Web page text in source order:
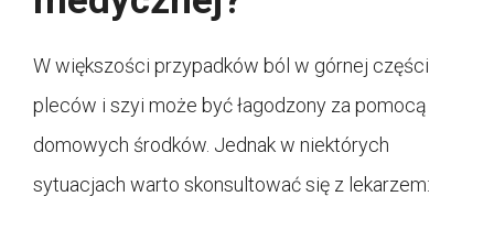
W większości przypadków ból w górnej części
pleców i szyi może być łagodzony za pomocą
domowych środków. Jednak w niektórych
sytuacjach warto skonsultować się z lekarzem: